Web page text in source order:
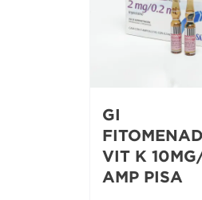
GI
VIT K
AMP PISA